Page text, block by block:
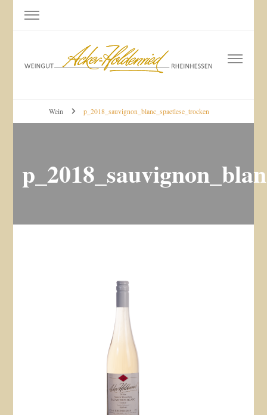
Weingut Acker-Holdenried
Bodenheim RHEINHESSEN
Wein p_2018_sauvignon_blanc_spaetlese_trocken